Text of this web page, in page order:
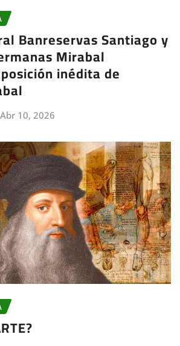
Banreservas Santiago y
Mirabal
inédita de
Abr 10, 2026